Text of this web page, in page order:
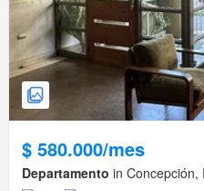
$ 580.000/mes
Departamento in Concepción,